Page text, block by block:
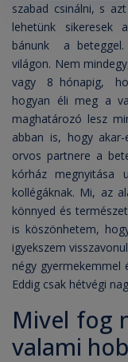
szabad csinálni, s
lehetünk sikeresek
bánunk a
világon. Nem
vagy 8 hónapig,
hogyan éli meg a
maghatározó lesz
abban is, hogy
orvos partnere a
kórház
kollégáknak. Mi, az
könnyed és
is köszönhetem,
igyekszem
négy
Eddig csak hétvégi
Mivel fog
valami